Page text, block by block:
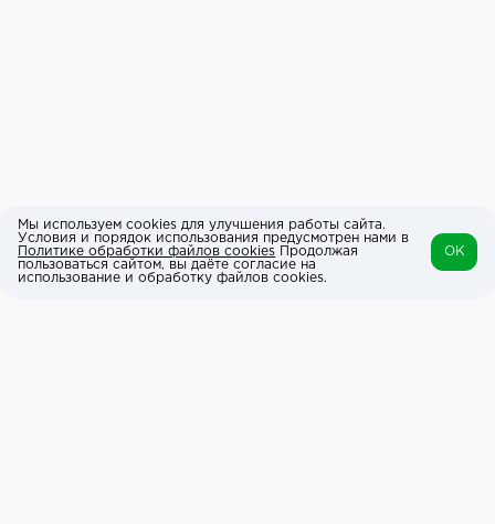
Мы используем cookies для улучшения работы сайта.
Условия и порядок использования предусмотрен нами в
Политике обработки файлов cookies Продолжая
пользоваться сайтом, вы даёте согласие на
использование и обработку файлов cookies.
OK